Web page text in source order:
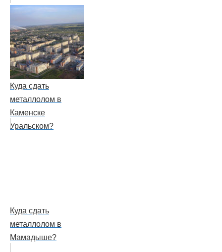
Куда сдать
металлолом в
Каменске
Уральском?
Куда сдать
металлолом в
Мамадыше?